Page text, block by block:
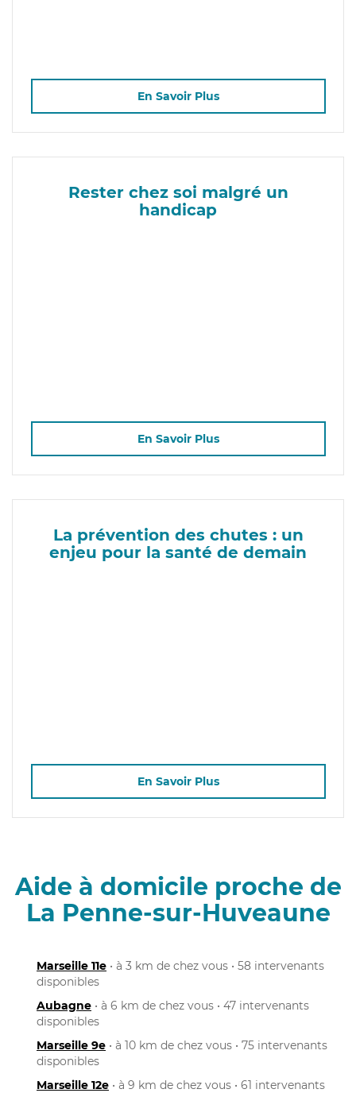
En Savoir Plus
Rester chez soi malgré un
handicap
En Savoir Plus
La prévention des chutes : un
enjeu pour la santé de demain
En Savoir Plus
Aide à domicile proche de
La Penne-sur-Huveaune
Marseille 11e • à 3 km de chez vous • 58 intervenants
disponibles
Aubagne • à 6 km de chez vous • 47 intervenants
disponibles
Marseille 9e • à 10 km de chez vous • 75 intervenants
disponibles
Marseille 12e • à 9 km de chez vous • 61 intervenants